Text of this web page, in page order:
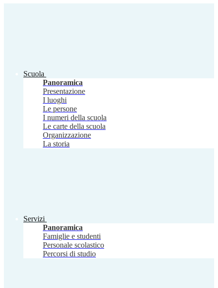
Scuola
Panoramica
Presentazione
I luoghi
Le persone
I numeri della scuola
Le carte della scuola
Organizzazione
La storia
Servizi
Panoramica
Famiglie e studenti
Personale scolastico
Percorsi di studio